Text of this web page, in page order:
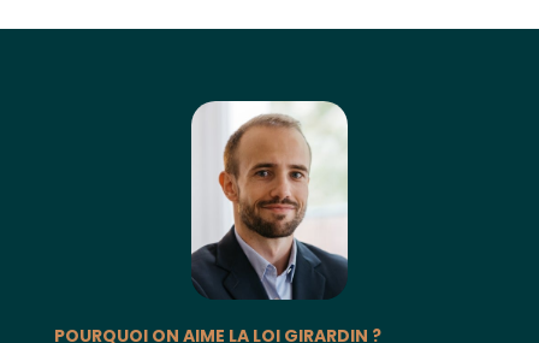
POURQUOI ON AIME LA LOI GIRARDIN ?